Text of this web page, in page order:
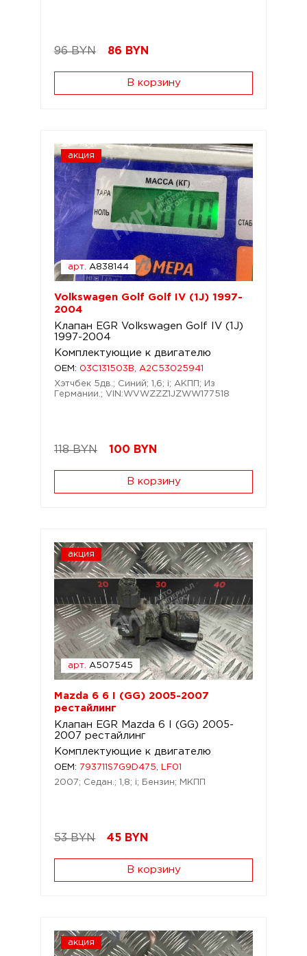
96 BYN 86 BYN
В корзину
акция
арт. A838144
Volkswagen Golf Golf IV (1J) 1997-
2004
Клапан EGR Volkswagen Golf IV (1J)
1997-2004
Комплектующие к двигателю
OEM: 03C131503B, A2C53025941
Хэтчбек 5дв.; Синий; 1,6; i; АКПП; Из
Германии.; VIN:WVWZZZ1JZWW177518
118 BYN 100 BYN
В корзину
акция
арт. A507545
Mazda 6 6 I (GG) 2005-2007
рестайлинг
Клапан EGR Mazda 6 I (GG) 2005-
2007 рестайлинг
Комплектующие к двигателю
OEM:
793711S7G9D475, LF01
2007; Седан.; 1,8; i; Бензин; МКПП
53 BYN 45 BYN
В корзину
акция